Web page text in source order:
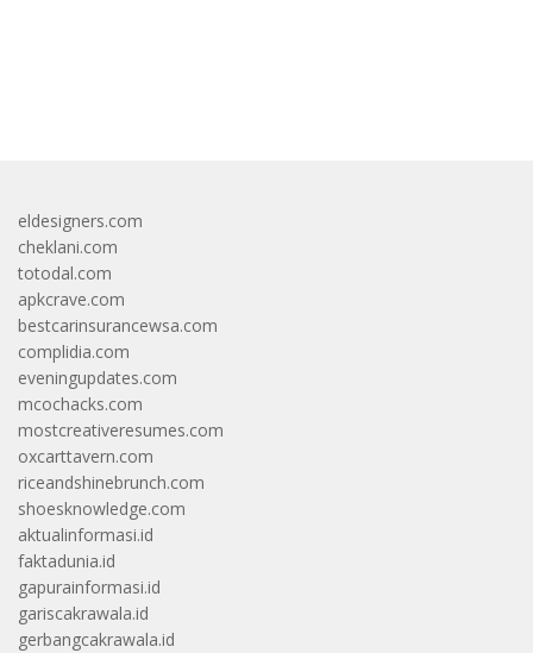
eldesigners.com
cheklani.com
totodal.com
apkcrave.com
bestcarinsurancewsa.com
complidia.com
eveningupdates.com
mcochacks.com
mostcreativeresumes.com
oxcarttavern.com
riceandshinebrunch.com
shoesknowledge.com
aktualinformasi.id
faktadunia.id
gapurainformasi.id
gariscakrawala.id
gerbangcakrawala.id